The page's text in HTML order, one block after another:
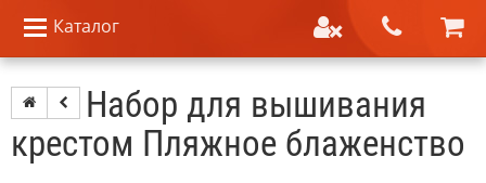
Каталог
Набор для вышивания
крестом Пляжное блаженство